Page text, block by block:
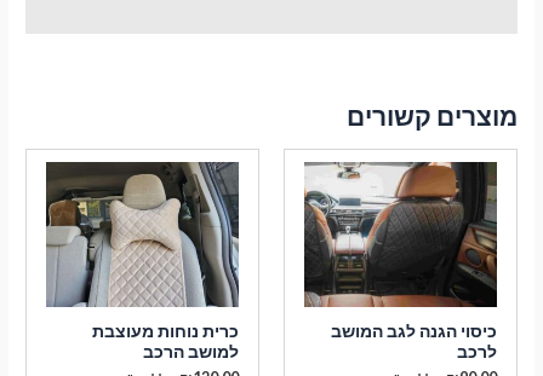
מוצרים קשורים
כיסוי הגנה לגב המושב
לרכב
כרית נוחות מעוצבת
למושב הרכב